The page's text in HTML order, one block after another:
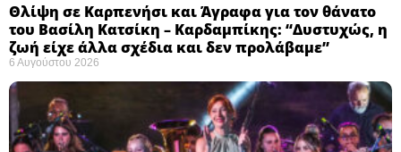
Θλίψη σε Καρπενήσι και Άγραφα για τον θάνατο
του Βασίλη Κατσίκη – Καρδαμπίκης: “Δυστυχώς, η
ζωή είχε άλλα σχέδια και δεν προλάβαμε”
6 Αυγούστου 2026